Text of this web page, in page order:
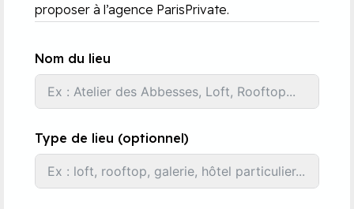
proposer à l’agence ParisPrivate.
Nom du lieu
Type de lieu (optionnel)